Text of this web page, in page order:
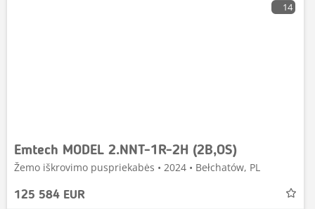
14
Emtech MODEL 2.NNT-1R-2H (2B,OS)
Žemo iškrovimo puspriekabės • 2024 • Bełchatów, PL
125 584 EUR